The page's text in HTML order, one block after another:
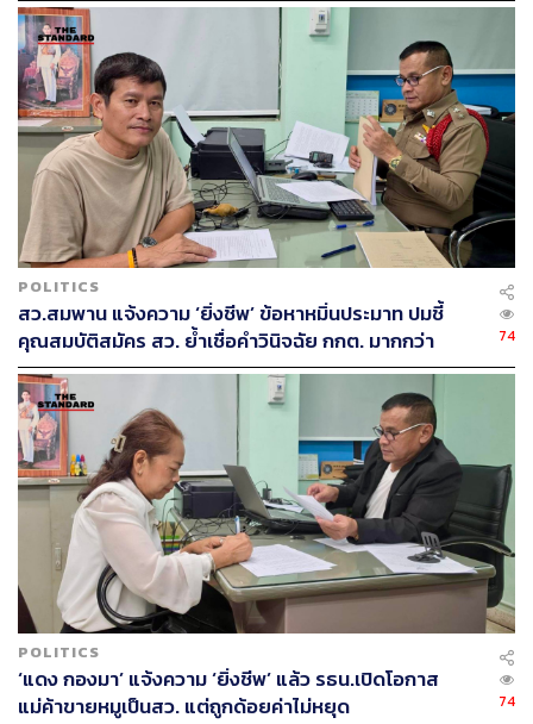
POLITICS
สว.สมพาน แจ้งความ ‘ยิ่งชีพ’ ข้อหาหมิ่นประมาท ปมชี้
คุณสมบัติสมัคร สว. ย้ำเชื่อคำวินิจฉัย กกต. มากกว่า
‘iLaw’
74
POLITICS
‘แดง กองมา’ แจ้งความ ‘ยิ่งชีพ’ แล้ว รธน.เปิดโอกาส
แม่ค้าขายหมูเป็นสว. แต่ถูกด้อยค่าไม่หยุด
74